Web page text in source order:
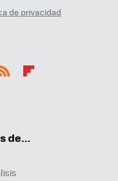
de privacidad
de...